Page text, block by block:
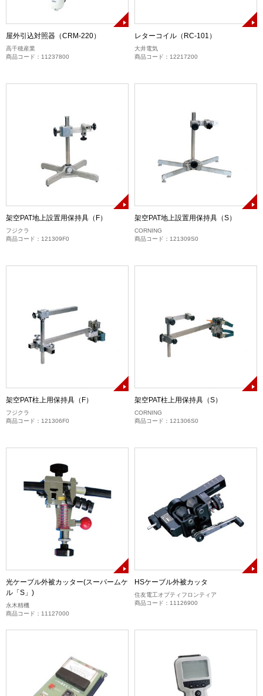
屋外引込対照器（CRM-220）
高千穂産業
商品コード：11237800
レターコイル（RC-101）
大井電気
商品コード：12217200
架空PAT地上設置用保持具（F）
フジクラ
商品コード：121309F0
架空PAT地上設置用保持具（S）
CORNING
商品コード：121309S0
架空PAT柱上用保持具（F）
フジクラ
商品コード：121306F0
架空PAT柱上用保持具（S）
CORNING
商品コード：121306S0
光ケーブル外被カッター(スーパームケ
ル「S」)
永木精機
商品コード：11127000
HSケーブル外被カッタ
住友電工オプティフロンティア
商品コード：11126900